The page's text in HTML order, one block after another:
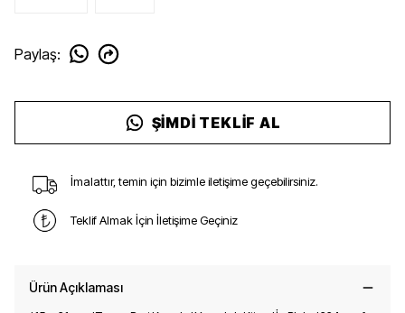
Paylaş:
ŞIMDI TEKLIF AL
İmalattır, temin için bizimle iletişime geçebilirsiniz.
Teklif Almak İçin İletişime Geçiniz
Ürün Açıklaması